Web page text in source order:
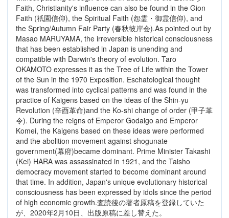
Faith, Christianity's influence can also be found in the Gion
Faith (祇園信仰), the Spiritual Faith (怨霊・御霊信仰), and
the Spring/Autumn Fair Party (春秋彼岸会).As pointed out by
Masao MARUYAMA, the irreversible historical consciousness
that has been established in Japan is unending and
compatible with Darwin's theory of evolution. Taro
OKAMOTO expresses it as the Tree of Life within the Tower
of the Sun in the 1970 Exposition. Eschatological thought
was transformed into cyclical patterns and was found in the
practice of Kaigens based on the ideas of the Shin-yu
Revolution (辛酉革命)and the Ko-shi change of order (甲子革
令). During the reigns of Emperor Godaigo and Emperor
Komei, the Kaigens based on these ideas were performed
and the abolition movement against shogunate
government(幕府)became dominant. Prime Minister Takashi
(Kei) HARA was assassinated in 1921, and the Taisho
democracy movement started to become dominant around
that time. In addition, Japan's unique evolutionary historical
consciousness has been expressed by idols since the period
of high economic growth.査読後の著者原稿を登録していた
が、2020年2月10日、出版原稿に差し替えた。